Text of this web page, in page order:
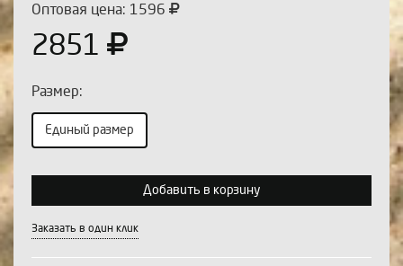
Оптовая цена: 1596
2851
Размер:
Единый размер
Выберите количество:
Продолжить Отмена
Добавить в корзину
Заказать в один клик